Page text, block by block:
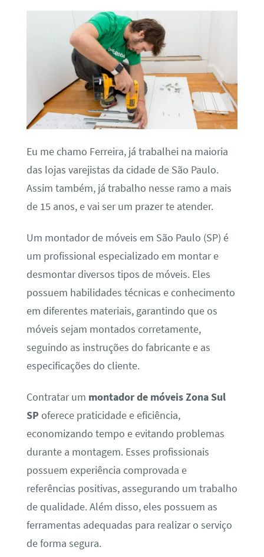
Eu me chamo Ferreira, já trabalhei na maioria
das lojas varejistas da cidade de São Paulo.
Assim também, já trabalho nesse ramo a mais
de 15 anos, e vai ser um prazer te atender.
Um montador de móveis em São Paulo (SP) é
um profissional especializado em montar e
desmontar diversos tipos de móveis. Eles
possuem habilidades técnicas e conhecimento
em diferentes materiais, garantindo que os
móveis sejam montados corretamente,
seguindo as instruções do fabricante e as
especificações do cliente.
Contratar um montador de móveis Zona Sul
SP oferece praticidade e eficiência,
economizando tempo e evitando problemas
durante a montagem. Esses profissionais
possuem experiência comprovada e
referências positivas, assegurando um trabalho
de qualidade. Além disso, eles possuem as
ferramentas adequadas para realizar o serviço
de forma segura.